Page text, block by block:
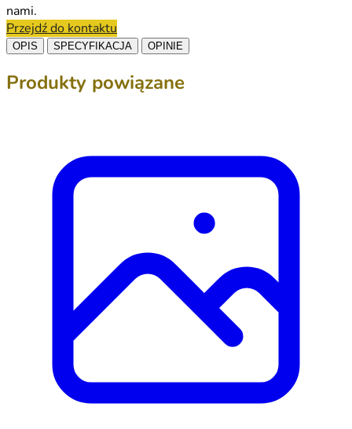
nami.
Przejdź do kontaktu
OPIS SPECYFIKACJA OPINIE
Produkty powiązane